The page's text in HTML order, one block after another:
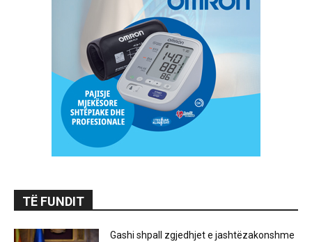
TË FUNDIT
Gashi shpall zgjedhjet e jashtëzakonshme